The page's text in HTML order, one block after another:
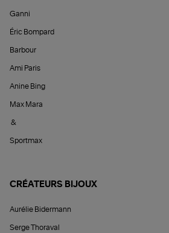
Ganni
Éric Bompard
Barbour
Ami Paris
Anine Bing
Max Mara
&
Sportmax
CRÉATEURS BIJOUX
Aurélie Bidermann
Serge Thoraval